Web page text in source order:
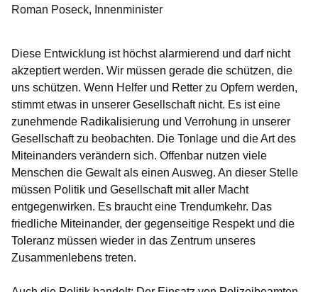
Roman Poseck Innenminister
Diese Entwicklung ist höchst alarmierend und darf nicht
akzeptiert werden. Wir müssen gerade die schützen, die
uns schützen. Wenn Helfer und Retter zu Opfern werden,
stimmt etwas in unserer Gesellschaft nicht. Es ist eine
zunehmende Radikalisierung und Verrohung in unserer
Gesellschaft zu beobachten. Die Tonlage und die Art des
Miteinanders verändern sich. Offenbar nutzen viele
Menschen die Gewalt als einen Ausweg. An dieser Stelle
müssen Politik und Gesellschaft mit aller Macht
entgegenwirken. Es braucht eine Trendumkehr. Das
friedliche Miteinander, der gegenseitige Respekt und die
Toleranz müssen wieder in das Zentrum unseres
Zusammenlebens treten.